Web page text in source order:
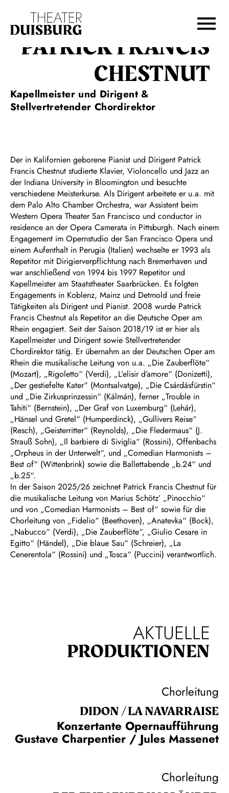
Zur Hauptnavigation springen
Zum Footer springen
PATRICK FRANCIS
CHESTNUT
Kapellmeister und Dirigent &
Stellvertretender Chordirektor
Der in Kalifornien geborene Pianist und Dirigent Patrick
Francis Chestnut studierte Klavier, Violoncello und Jazz an
der Indiana University in Bloomington und besuchte
verschiedene Meisterkurse. Als Dirigent arbeitete er u.a. mit
dem Palo Alto Chamber Orchestra, war Assistent beim
Western Opera Theater San Francisco und conductor in
residence an der Opera Camerata in Pittsburgh. Nach einem
Engagement im Opernstudio der San Francisco Opera und
einem Aufenthalt in Perugia (Italien) wechselte er 1993 als
Repetitor mit Dirigierverpflichtung nach Bremerhaven und
war anschließend von 1994 bis 1997 Repetitor und
Kapellmeister am Staatstheater Saarbrücken. Es folgten
Engagements in Koblenz, Mainz und Detmold und freie
Tätigkeiten als Dirigent und Pianist. 2008 wurde Patrick
Francis Chestnut als Repetitor an die Deutsche Oper am
Rhein engagiert. Seit der Saison 2018/19 ist er hier als
Kapellmeister und Dirigent sowie Stellvertretender
Chordirektor tätig. Er übernahm an der Deutschen Oper am
Rhein die musikalische Leitung von u.a. „Die Zauberflöte“
(Mozart), „Rigoletto“ (Verdi), „L’elisir d’amore“ (Donizetti),
„Der gestiefelte Kater“ (Montsalvatge), „Die Csárdásfürstin“
und „Die Zirkusprinzessin“ (Kálmán), ferner „Trouble in
Tahiti“ (Bernstein), „Der Graf von Luxemburg“ (Lehár),
„Hänsel und Gretel“ (Humperdinck), „Gullivers Reise“
(Resch), „Geisterritter“ (Reynolds), „Die Fledermaus“ (J.
Strauß Sohn), „Il barbiere di Siviglia“ (Rossini), Offenbachs
„Orpheus in der Unterwelt“, und „Comedian Harmonists –
Best of“ (Wittenbrink) sowie die Ballettabende „b.24“ und
„b.25“.
In der Saison 2025/26 zeichnet Patrick Francis Chestnut für
die musikalische Leitung von Marius Schötz’ „Pinocchio“
und von „Comedian Harmonists – Best of“ sowie für die
Chorleitung von „Fidelio“ (Beethoven), „Anatevka“ (Bock),
„Nabucco“ (Verdi), „Die Zauberflöte“, „Giulio Cesare in
Egitto“ (Händel), „Die blaue Sau“ (Schreier), „La
Cenerentola“ (Rossini) und „Tosca“ (Puccini) verantwortlich.
AKTUELLE
PRODUKTIONEN
Chorleitung
DIDON / LA NAVAR­RAISE
Konzertante Opernaufführung
Gustave Charpentier / Jules Massenet
Chorleitung